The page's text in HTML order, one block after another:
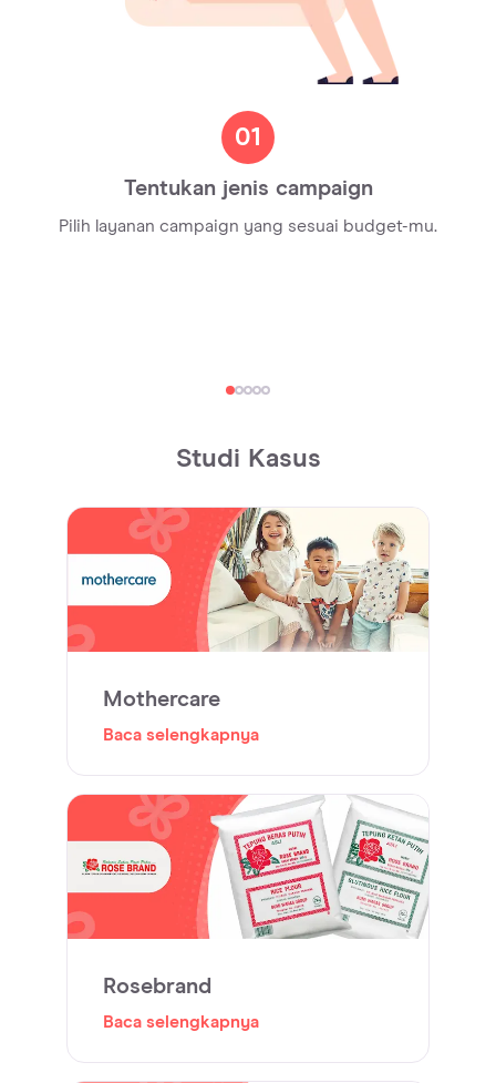
01
Tentukan jenis campaign
Pilih layanan campaign yang sesuai budget-mu.
Studi Kasus
Mothercare
Baca selengkapnya
Rosebrand
Baca selengkapnya
Agar IbuSibuk bisa menyiapkan faktur pajak untuk